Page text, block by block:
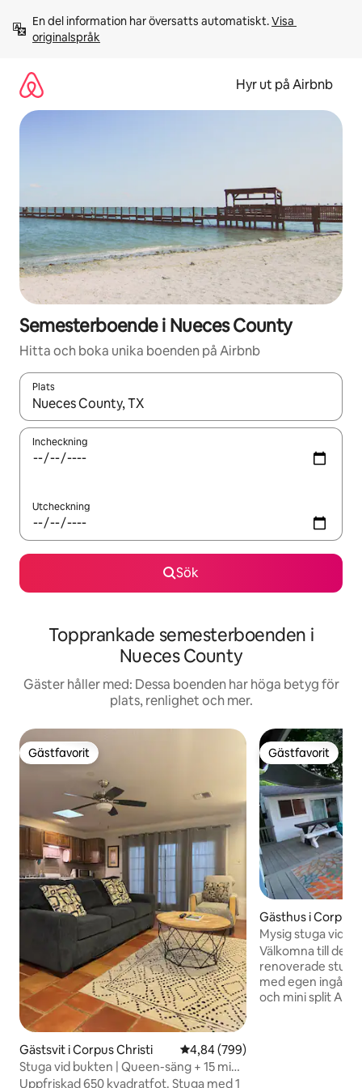
innehåll
En del information har översatts automatiskt. Visa
originalspråk
Hyr ut på Airbnb
Semesterboende i Nueces County
Hitta och boka unika boenden på Airbnb
Plats
När resultaten är tillgängliga kan du navigera med upp- och
Incheckning
Utcheckning
Sök
Topprankade semesterboenden i
Nueces County
Gäster håller med: Dessa boenden har höga betyg för
plats, renlighet och mer.
Gästfavorit
Gästfavorit
Gästsvit i Corpus Christi 4,84 av 5 i genomsnittligt
4,84 (799)
Stuga vid bukten | Queen-säng + 15 min
till stranden
Uppfriskad 650 kvadratfot. Stuga med 1
Gästfavorit
Gästfavorit
Gästhus i Corpus
Mysig stuga vid
av och varva ner
Välkomna till
renoverade
med egen
och mini split